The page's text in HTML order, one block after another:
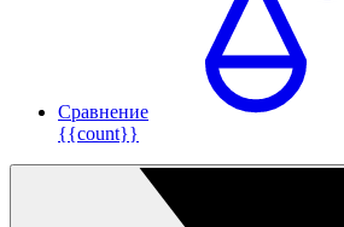
Сравнение
{{count}}